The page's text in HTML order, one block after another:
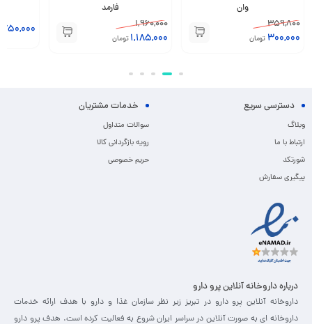
وان
359,800
300,000 تومان
فارمد
1,960,000
1,185,000 تومان
دسترسی سریع
وبلاگ
ارتباط با ما
شورتکد
پیگیری سفارش
خدمات مشتریان
سوالات متداول
رویه بازگردانی کالا
حریم خصوصی
درباره داروخانه آنلاین پرو دارو
داروخانه آنلاین پرو دارو در تبریز زیر نظر سازمان غذا و دارو با هدف ارائه خدمات
داروخانه ای به صورت آنلاین در سراسر ایران شروع به فعالیت کرده است. هدف پرو دارو